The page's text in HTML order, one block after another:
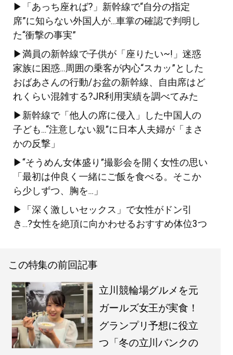
▶「あっち座れば?」新幹線で“自分の指定
席”に知らない外国人が...車掌の確認で判明し
た“衝撃の事実”
▶満員の新幹線で子供が「座りたい~!」迷惑
家族に困惑...周囲の乗客が内心“スカッ”とした
おばあさんの行動/お盆の新幹線、自由席はど
れくらい混雑する?JR利用実績を調べてみた
▶新幹線で「他人の席に侵入」した中国人の
子ども...“注意しない親”に日本人夫婦が「まさ
かの反撃」
▶“そうめん女体盛り”撮影会を開く女性の思い
「最初は仲良く一緒にご飯を食べる。そこか
ら少しずつ、胸を...」
▶「深く激しいセックス」で女性がドン引
き...?女性を絶頂に向かわせるおすすめ体位3つ
この特集の前回記事
立川競輪場グルメを元
ガールズ女王が実食！
グランプリ予想に役立
つ「冬の立川バンクの